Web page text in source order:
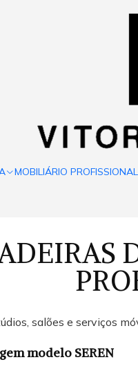
MOBILIÁRIO PROFISSIONAL
salões e serviços
modelo SEREN